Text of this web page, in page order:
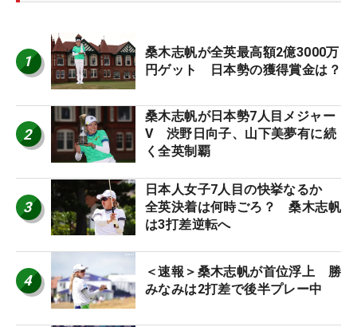
1
桑木志帆が全英最高額2億3000万
円ゲット 日本勢の獲得賞金は？
2
桑木志帆が日本勢7人目メジャー
V 渋野日向子、山下美夢有に続
く全英制覇
3
日本人女子7人目の快挙なるか
全英決着は何時ごろ？ 桑木志帆
は3打差逆転へ
4
＜速報＞桑木志帆が首位浮上 勝
みなみは2打差で後半プレー中